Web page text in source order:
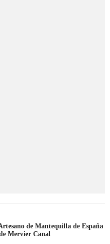
de Mantequilla de España
Mervier Canal